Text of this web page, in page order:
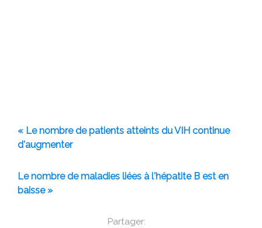
Partager:
« Le nombre de patients atteints du VIH continue
d'augmenter
Le nombre de maladies liées à l'hépatite B est en
baisse »